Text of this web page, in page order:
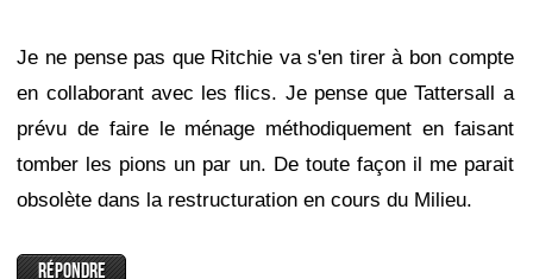
Je ne pense pas que Ritchie va s'en tirer à bon compte
en collaborant avec les flics. Je pense que Tattersall a
prévu de faire le ménage méthodiquement en faisant
tomber les pions un par un. De toute façon il me parait
obsolète dans la restructuration en cours du Milieu.